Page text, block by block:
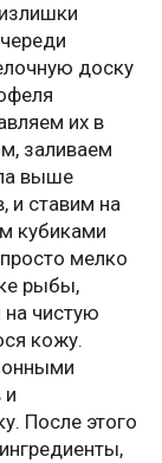
доску
их в
заливаем
выше
и ставим на
кубиками
мелко
рыбы,
чистую
кожу.
и
После этого